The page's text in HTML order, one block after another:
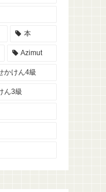
本
Azimut
かけん4級
ん3級